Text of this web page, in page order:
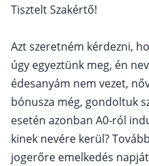
Tisztelt Szakértő!
Azt szeretném kérdezni,
úgy egyeztünk meg, én
édesanyám nem vezet,
bónusza még, gondoltuk
esetén azonban A0-ról
kinek nevére kerül?
jogerőre emelkedés